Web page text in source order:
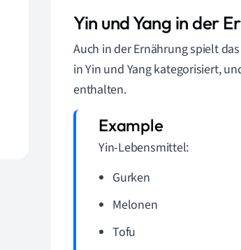
Yin und Yang in der
Auch in der Ernährung spielt
in Yin und Yang kategorisiert,
enthalten.
Yin-Lebensmittel:
Gurken
Melonen
Tofu